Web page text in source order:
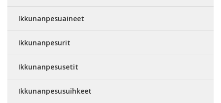
Ikkunanpesuaineet
Ikkunanpesurit
Ikkunanpesusetit
Ikkunanpesusuihkeet